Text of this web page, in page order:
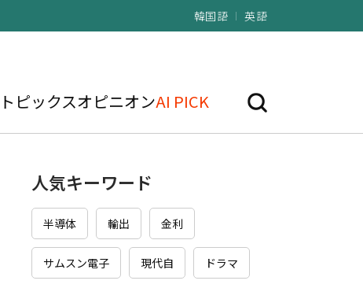
韓国語 英語
トピックスオピニオンAI PICK
人気キーワード
半導体 輸出 金利
サムスン電子 現代自 ドラマ